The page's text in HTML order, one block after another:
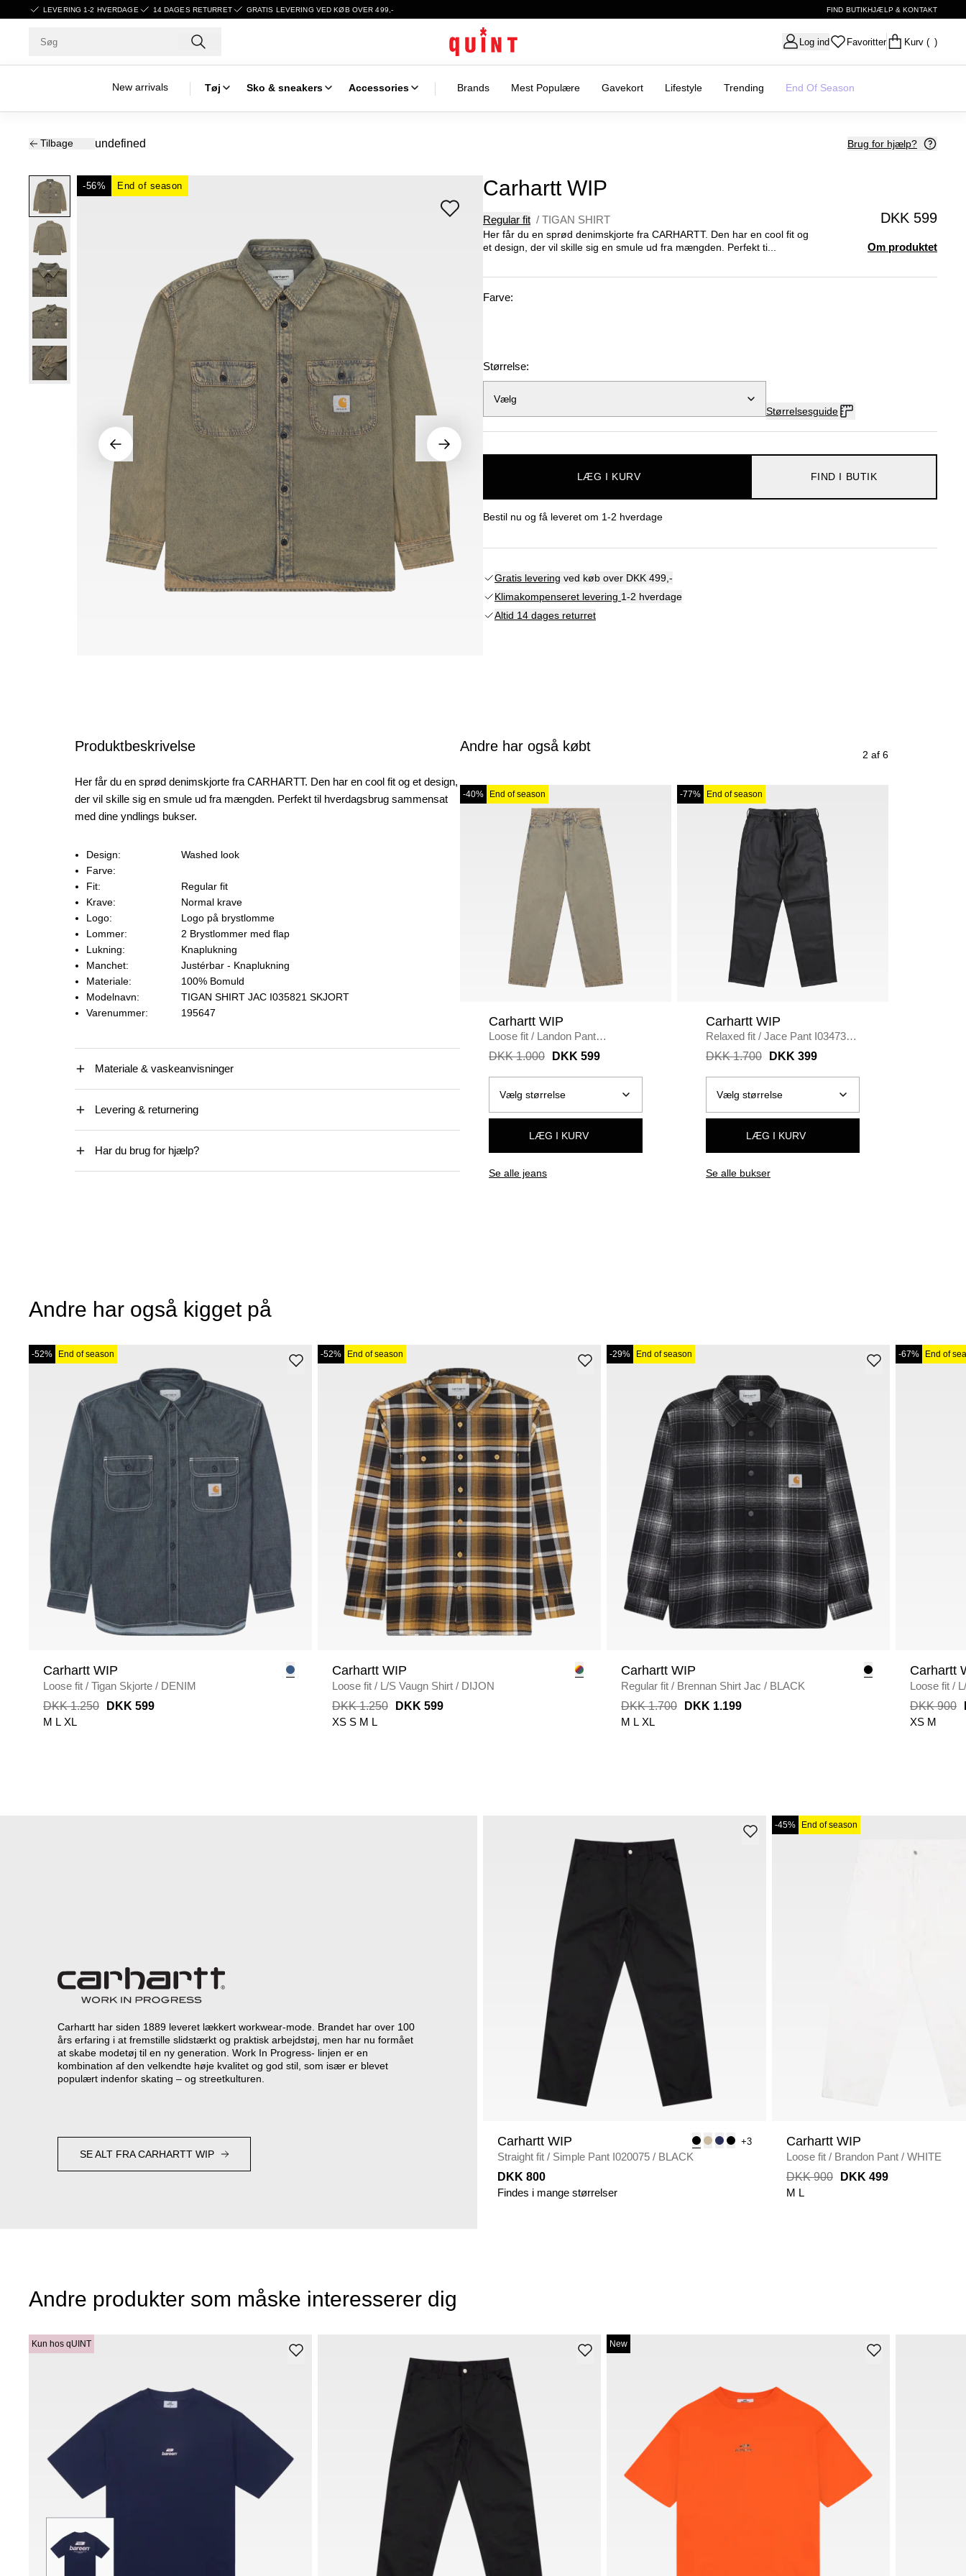
LEVERING 1-2 HVERDAGE 14 DAGES RETURRET GRATIS LEVERING VED KØB OVER 499,- FIND BUTIKHJÆLP & KONTAKT
Log ind Favoritter Kurv ( )
New arrivals Tøj Sko & sneakers Accessories Brands Mest Populære Gavekort Lifestyle Trending End Of Season
Tilbage undefined Brug for hjælp?
-56% End of season Carhartt WIP
Regular fit / TIGAN SHIRT DKK 599
Her får du en sprød denimskjorte fra CARHARTT. Den har en cool fit og
et design, der vil skille sig en smule ud fra mængden. Perfekt ti...
Om produktet
Farve:
Størrelse:
Vælg
Størrelsesguide
LÆG I KURV FIND I BUTIK
Bestil nu og få leveret om 1-2 hverdage
Gratis levering ved køb over DKK 499,-
Klimakompenseret levering 1-2 hverdage
Altid 14 dages returret
Produktbeskrivelse
Her får du en sprød denimskjorte fra CARHARTT. Den har en cool fit og et design,
der vil skille sig en smule ud fra mængden. Perfekt til hverdagsbrug sammensat
med dine yndlings bukser.
Design:
Washed look
Farve:
Fit:
Regular fit
Krave:
Normal krave
Logo:
Logo på brystlomme
Lommer:
2 Brystlommer med flap
Lukning:
Knaplukning
Manchet:
Justérbar - Knaplukning
Materiale:
100% Bomuld
Modelnavn:
TIGAN SHIRT JAC I035821 SKJORT
Varenummer:
195647
Materiale & vaskeanvisninger
Levering & returnering
Har du brug for hjælp?
Andre har også købt
2 af 6
-40% End of season
Carhartt WIP
Loose fit / Landon Pant
I035820.3FUGD / LEATHER
DKK 1.000 DKK 599
LÆG I KURV
Se alle jeans
-77% End of season
Carhartt WIP
Relaxed fit / Jace Pant I034732 /
BLACK
DKK 1.700 DKK 399
LÆG I KURV
Se alle bukser
Andre har også kigget på
-52% End of season
Carhartt WIP
Loose fit / Tigan Skjorte / DENIM
DKK 1.250
DKK 599
M L XL
-52% End of season
Carhartt WIP
Loose fit / L/S Vaugn Shirt / DIJON
DKK 1.250
DKK 599
XS S M L
-29% End of season
Carhartt WIP
Regular fit / Brennan Shirt Jac / BLACK
DKK 1.700
DKK 1.199
M L XL
-67% End of
Carhartt
Loose fit /
DKK 900
XS M
Carhartt har siden 1889 leveret lækkert workwear-mode. Brandet har over 100
års erfaring i at fremstille slidstærkt og praktisk arbejdstøj, men har nu formået
at skabe modetøj til en ny generation. Work In Progress- linjen er en
kombination af den velkendte høje kvalitet og god stil, som især er blevet
populært indenfor skating – og streetkulturen.
SE ALT FRA CARHARTT WIP
Carhartt WIP +3
Straight fit / Simple Pant I020075 / BLACK
DKK 800
Findes i mange størrelser
-45% End of season
Carhartt WIP
Loose fit / Brandon Pant / WHITE
DKK 900
DKK 499
M L
Andre produkter som måske interesserer dig
Kun hos qUINT New